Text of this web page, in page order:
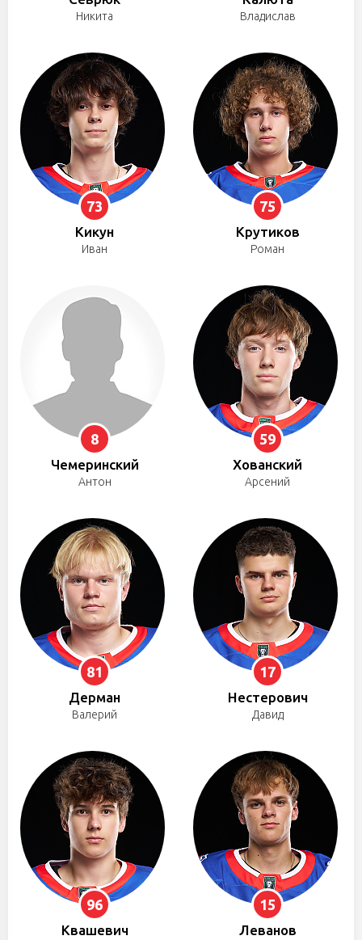
Никита Владислав
73
Кикун
Иван
75
Крутиков
Роман
8
Чемеринский
Антон
59
Хованский
Арсений
81
Дерман
Валерий
17
Нестерович
Давид
96
Квашевич
15
Леванов